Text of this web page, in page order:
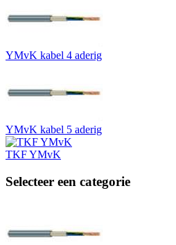
YMvK kabel 4 aderig
YMvK kabel 5 aderig
TKF YMvK
Selecteer een categorie